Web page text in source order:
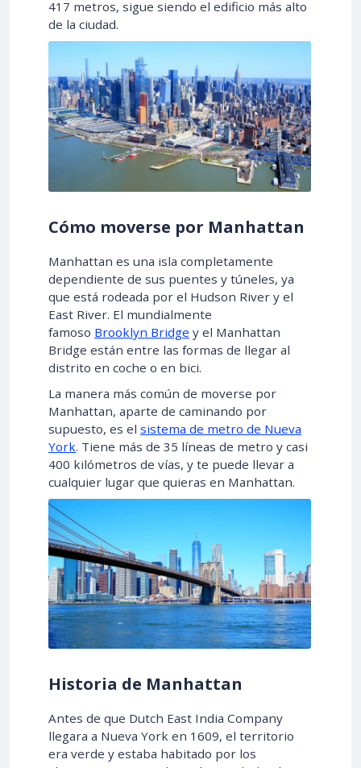
417 metros, sigue siendo el edificio más alto
de la ciudad.
Cómo moverse por Manhattan
Manhattan es una isla completamente
dependiente de sus puentes y túneles, ya
que está rodeada por el Hudson River y el
East River. El mundialmente
famoso Brooklyn Bridge y el Manhattan
Bridge están entre las formas de llegar al
distrito en coche o en bici.
La manera más común de moverse por
Manhattan, aparte de caminando por
supuesto, es el sistema de metro de Nueva
York. Tiene más de 35 líneas de metro y casi
400 kilómetros de vías, y te puede llevar a
cualquier lugar que quieras en Manhattan.
Historia de Manhattan
Antes de que Dutch East India Company
llegara a Nueva York en 1609, el territorio
era verde y estaba habitado por los